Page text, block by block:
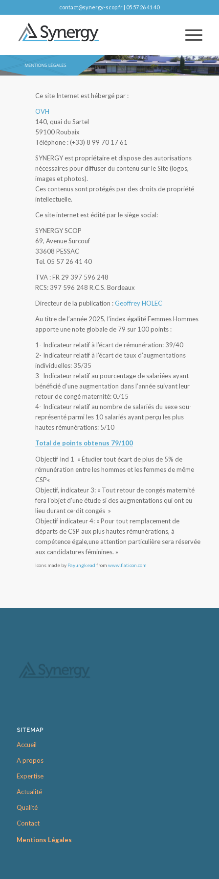
contact@synergy-scop.fr | 05 57 26 41 40
Ce site Internet est hébergé par :
OVH
140, quai du Sartel
59100 Roubaix
Téléphone : (+33) 8 99 70 17 61
SYNERGY est propriétaire et dispose des autorisations
nécessaires pour diffuser du contenu sur le Site (logos,
images et photos).
Ces contenus sont protégés par des droits de propriété
intellectuelle.
Ce site internet est édité par le siège social:
SYNERGY SCOP
69, Avenue Surcouf
33608 PESSAC
Tel. 05 57 26 41 40
TVA : FR 29 397 596 248
RCS: 397 596 248 R.C.S. Bordeaux
Directeur de la publication :Geoffrey HOLEC
Au titre de l’année 2025, l’index égalité Femmes Hommes
apporte une note globale de 79 sur 100 points :
1- Indicateur relatif à l’écart de rémunération: 39/40
2- Indicateur relatif à l’écart de taux d’augmentations
individuelles: 35/35
3- Indicateur relatif au pourcentage de salariées ayant
bénéficié d’une augmentation dans l’année suivant leur
retour de congé maternité: 0./15
4- Indicateur relatif au nombre de salariés du sexe sou-
représenté parmi les 10 salariés ayant perçu les plus
hautes rémunérations: 5/10
Total de points obtenus 79/100
Objectif Ind 1 « Étudier tout écart de plus de 5% de
rémunération entre les hommes et les femmes de même
CSP«
Objectif, indicateur 3: « Tout retour de congés maternité
fera l’objet d’une étude si des augmentations qui ont eu
lieu durant ce-dit congés »
Objectif indicateur 4: « Pour tout remplacement de
départs de CSP aux plus hautes rémunérations, à
compétence égale,une attention particulière sera réservée
aux candidatures féminines. »
Icons made by Payungkead from www.flaticon.com
SITEMAP
Accueil
A propos
Expertise
Actualité
Qualité
Contact
Mentions Légales